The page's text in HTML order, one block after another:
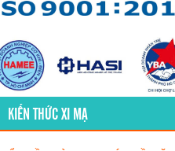
KIẾN THỨC XI MẠ